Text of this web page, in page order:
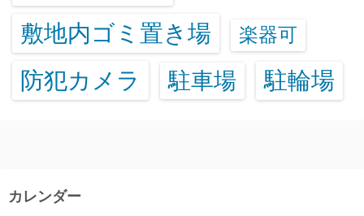
敷地内ゴミ置き場
楽器可
防犯カメラ 駐車場 駐輪場
カレンダー